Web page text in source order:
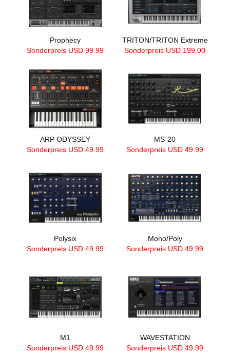
Prophecy
Sonderpreis USD 99.99
TRITON/TRITON Extreme
Sonderpreis USD 199.00
ARP ODYSSEY
Sonderpreis USD 49.99
MS-20
Sonderpreis USD 49.99
Polysix
Sonderpreis USD 49.99
Mono/Poly
Sonderpreis USD 49.99
M1
Sonderpreis USD 49.99
WAVESTATION
Sonderpreis USD 49.99